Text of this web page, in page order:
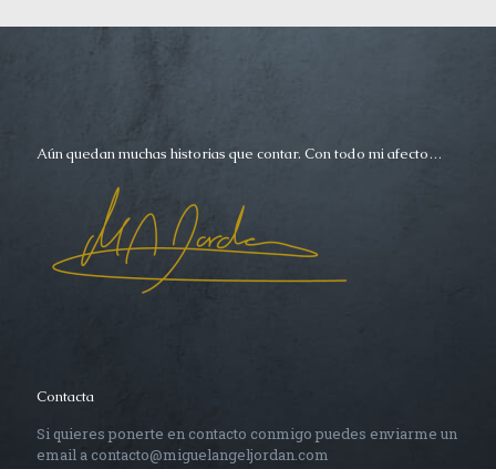
Aún quedan muchas historias que contar. Con todo mi afecto…
Contacta
Si quieres ponerte en contacto conmigo puedes enviarme un
email a contacto@miguelangeljordan.com